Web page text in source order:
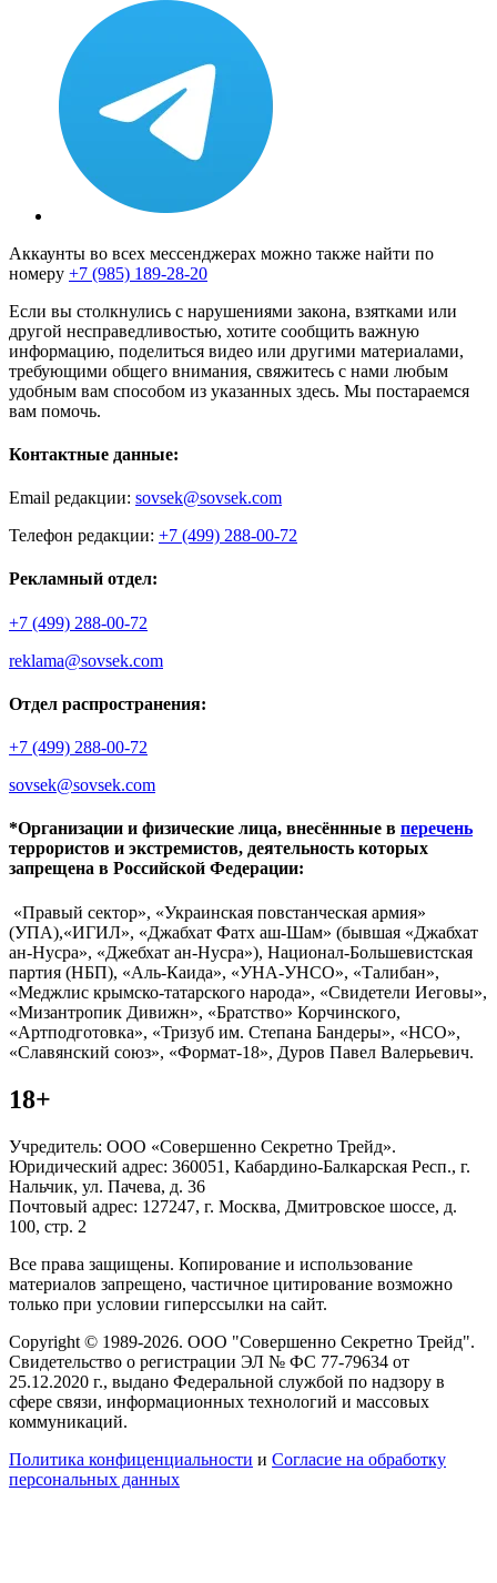
Аккаунты во всех мессенджерах можно также найти по
номеру +7 (985) 189-28-20
Если вы столкнулись с нарушениями закона, взятками или
другой несправедливостью, хотите сообщить важную
информацию, поделиться видео или другими материалами,
требующими общего внимания, свяжитесь с нами любым
удобным вам способом из указанных здесь. Мы постараемся
вам помочь.
Контактные данные:
Email редакции: sovsek@sovsek.com
Телефон редакции: +7 (499) 288-00-72
Рекламный отдел:
+7 (499) 288-00-72
reklama@sovsek.com
Отдел распространения:
+7 (499) 288-00-72
sovsek@sovsek.com
*Организации и физические лица, внесённные в перечень
террористов и экстремистов, деятельность которых
запрещена в Российской Федерации:
«Правый сектор», «Украинская повстанческая армия»
(УПА),«ИГИЛ», «Джабхат Фатх аш-Шам» (бывшая «Джабхат
ан-Нусра», «Джебхат ан-Нусра»), Национал-Большевистская
партия (НБП), «Аль-Каида», «УНА-УНСО», «Талибан»,
«Меджлис крымско-татарского народа», «Свидетели Иеговы»,
«Мизантропик Дивижн», «Братство» Корчинского,
«Артподготовка», «Тризуб им. Степана Бандеры», «НСО»,
«Славянский союз», «Формат-18», Дуров Павел Валерьевич.
18+
Учредитель: ООО «Совершенно Секретно Трейд».
Юридический адрес: 360051, Кабардино-Балкарская Респ., г.
Нальчик, ул. Пачева, д. 36
Почтовый адрес: 127247, г. Москва, Дмитровское шоссе, д.
100, стр. 2
Все права защищены. Копирование и использование
материалов запрещено, частичное цитирование возможно
только при условии гиперссылки на сайт.
Copyright © 1989-2026. ООО "Совершенно Секретно Трейд".
Свидетельство о регистрации ЭЛ № ФС 77-79634 от
25.12.2020 г., выдано Федеральной службой по надзору в
сфере связи, информационных технологий и массовых
коммуникаций.
Политика конфиценциальности и Согласие на обработку
персональных данных